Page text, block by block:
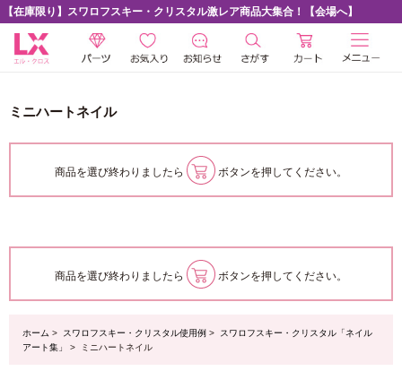
【在庫限り】スワロフスキー・クリスタル激レア商品大集合！【会場へ】
ミニハートネイル
商品を選び終わりましたら ボタンを押してください。
商品を選び終わりましたら ボタンを押してください。
ホーム > スワロフスキー・クリスタル使用例 > スワロフスキー・クリスタル「ネイル
アート集」
> ミニハートネイル